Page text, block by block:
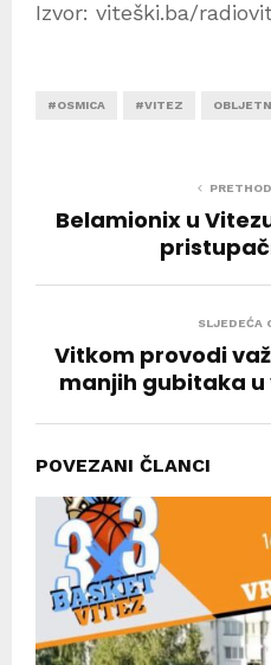
Izvor: viteški.ba/
#OSMICA #VITEZ
Belamionix u
SLJEDEĆA
Vitkom provodi
manjih gubitaka
POVEZANI ČLANCI